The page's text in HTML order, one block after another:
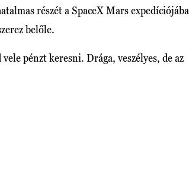
részét a SpaceX Mars expedíciójába
belőle.
pénzt keresni. Drága, veszélyes, de az